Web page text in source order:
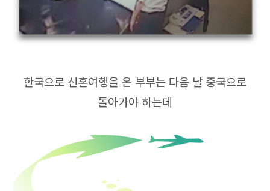
한국으로 신혼여행을 온 부부는 다음 날 중국으로
돌아가야 하는데